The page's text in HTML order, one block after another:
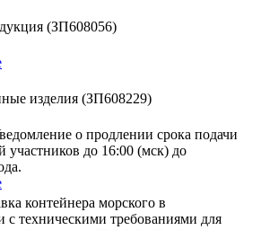
(ЗП608056)
изделия (ЗП608229)
о продлении срока подачи
участников до 16:00 (мск) до
контейнера морского в
с техническими требованиями для